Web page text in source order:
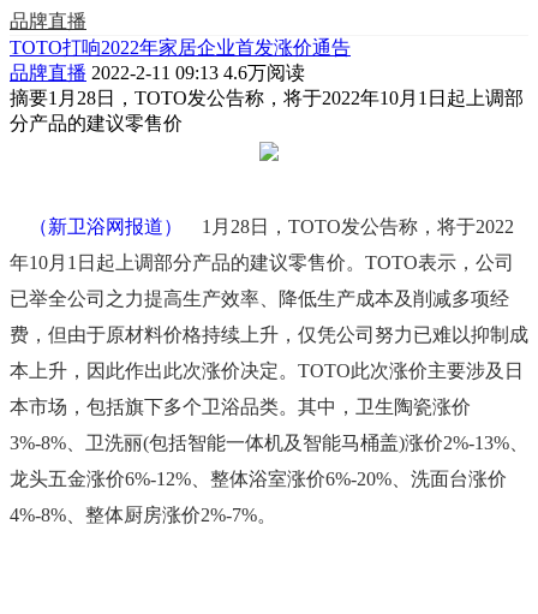
品牌直播
TOTO打响2022年家居企业首发涨价通告
品牌直播 2022-2-11 09:13 4.6万阅读
摘要1月28日，TOTO发公告称，将于2022年10月1日起上调部
分产品的建议零售价
（新卫浴网报道） 1月28日，TOTO发公告称，将于2022
年10月1日起上调部分产品的建议零售价。TOTO表示，公司
已举全公司之力提高生产效率、降低生产成本及削减多项经
费，但由于原材料价格持续上升，仅凭公司努力已难以抑制成
本上升，因此作出此次涨价决定。TOTO此次涨价主要涉及日
本市场，包括旗下多个卫浴品类。其中，卫生陶瓷涨价
3%-8%、卫洗丽(包括智能一体机及智能马桶盖)涨价2%-13%、
龙头五金涨价6%-12%、整体浴室涨价6%-20%、洗面台涨价
4%-8%、整体厨房涨价2%-7%。